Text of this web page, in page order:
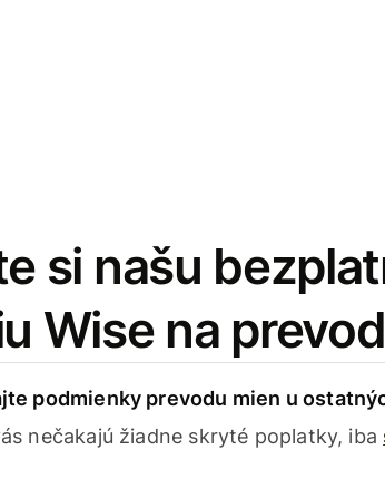
si našu
Wise na
podmienky prevodu mien u
nečakajú žiadne skryté poplatky, iba